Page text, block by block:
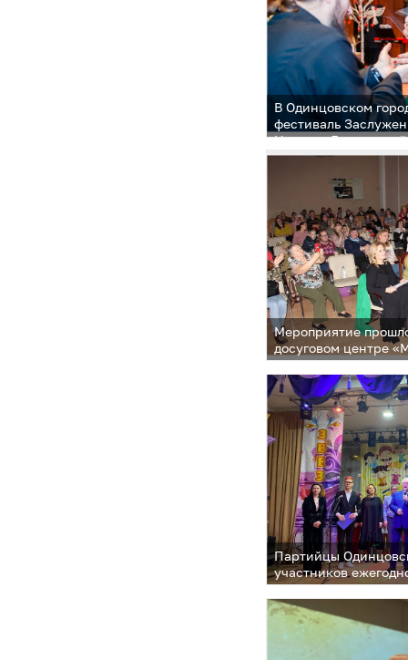
В Одинцовском
фестиваль
Натальи
Мероприятие
досуговом центре
Юдино
Партийцы
участников
фестиваля-
«Звездопад»